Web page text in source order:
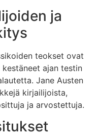
ja
teokset ovat
ajan testin
Jane Austen
kirjailijoista,
ja arvostettuja.